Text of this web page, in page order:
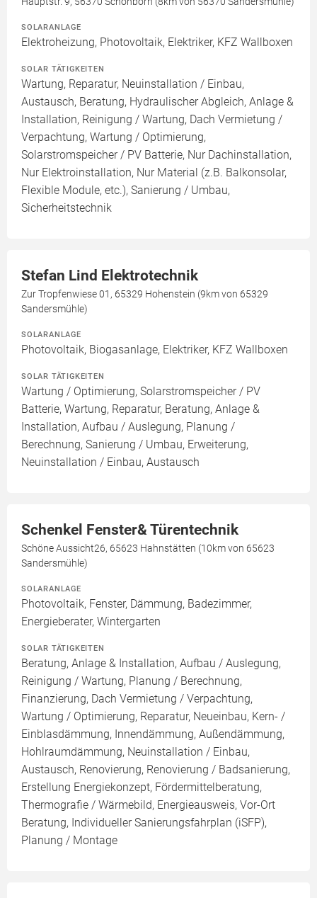
SOLARANLAGE
Elektroheizung, Photovoltaik, Elektriker, KFZ Wallboxen
SOLAR TÄTIGKEITEN
Wartung, Reparatur, Neuinstallation / Einbau,
Austausch, Beratung, Hydraulischer Abgleich, Anlage &
Installation, Reinigung / Wartung, Dach Vermietung /
Verpachtung, Wartung / Optimierung,
Solarstromspeicher / PV Batterie, Nur Dachinstallation,
Nur Elektroinstallation, Nur Material (z.B. Balkonsolar,
Flexible Module, etc.), Sanierung / Umbau,
Sicherheitstechnik
Stefan Lind Elektrotechnik
Zur Tropfenwiese 01, 65329 Hohenstein (9km von 65329
Sandersmühle)
SOLARANLAGE
Photovoltaik, Biogasanlage, Elektriker, KFZ Wallboxen
SOLAR TÄTIGKEITEN
Wartung / Optimierung, Solarstromspeicher / PV
Batterie, Wartung, Reparatur, Beratung, Anlage &
Installation, Aufbau / Auslegung, Planung /
Berechnung, Sanierung / Umbau, Erweiterung,
Neuinstallation / Einbau, Austausch
Schenkel Fenster& Türentechnik
Schöne Aussicht26, 65623 Hahnstätten (10km von 65623
Sandersmühle)
SOLARANLAGE
Photovoltaik, Fenster, Dämmung, Badezimmer,
Energieberater, Wintergarten
SOLAR TÄTIGKEITEN
Beratung, Anlage & Installation, Aufbau / Auslegung,
Reinigung / Wartung, Planung / Berechnung,
Finanzierung, Dach Vermietung / Verpachtung,
Wartung / Optimierung, Reparatur, Neueinbau, Kern- /
Einblasdämmung, Innendämmung, Außendämmung,
Hohlraumdämmung, Neuinstallation / Einbau,
Austausch, Renovierung, Renovierung / Badsanierung,
Erstellung Energiekonzept, Fördermittelberatung,
Thermografie / Wärmebild, Energieausweis, Vor-Ort
Beratung, Individueller Sanierungsfahrplan (iSFP),
Planung / Montage